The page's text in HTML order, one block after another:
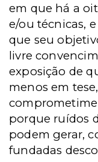
em que há a
e/ou técnicas,
que seu
livre
exposição de
menos em
porque ruídos
podem gerar,
fundadas